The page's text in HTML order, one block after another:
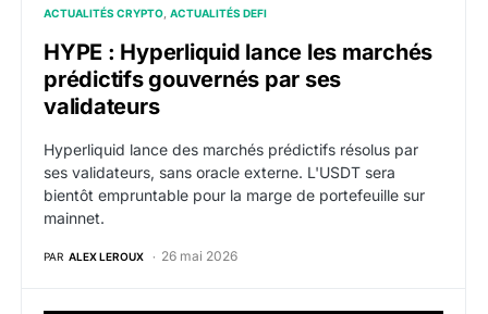
ACTUALITÉS CRYPTO ACTUALITÉS DEFI
HYPE : Hyperliquid lance les marchés
prédictifs gouvernés par ses
validateurs
Hyperliquid lance des marchés prédictifs résolus par
ses validateurs, sans oracle externe. L'USDT sera
bientôt empruntable pour la marge de portefeuille sur
mainnet.
PAR ALEX LEROUX 26 mai 2026